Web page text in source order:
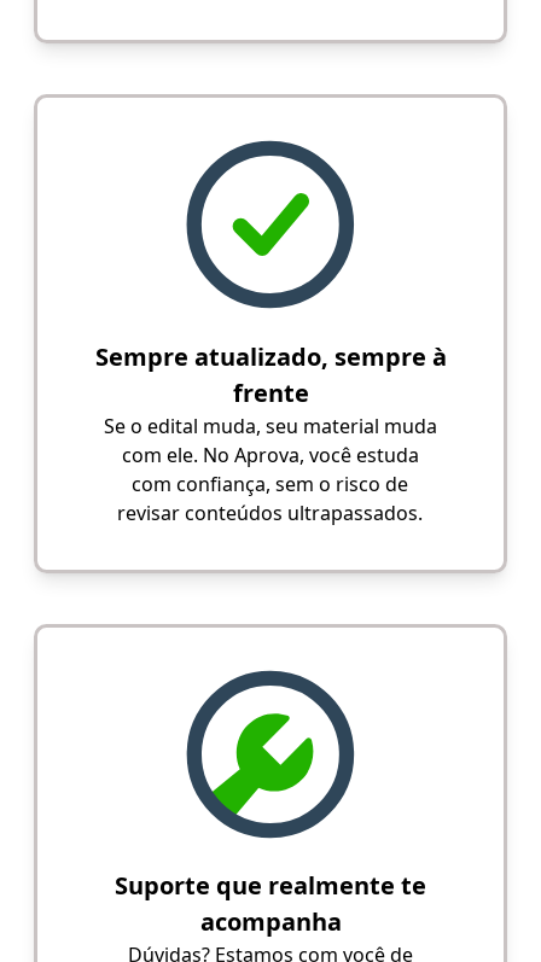
Sempre atualizado, sempre à
frente
Se o edital muda, seu material muda
com ele. No Aprova, você estuda
com confiança, sem o risco de
revisar conteúdos ultrapassados.
Suporte que realmente te
acompanha
Dúvidas? Estamos com você de